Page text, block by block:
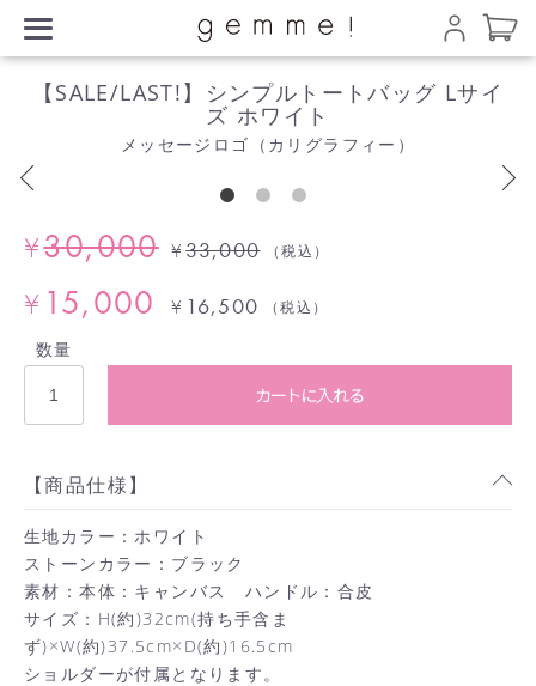
【SALE/LAST!】シンプルトートバッグ Lサイ
ズ ホワイト
メッセージロゴ（カリグラフィー）
¥30,000
¥ 15,000
¥ 33,000 （税込）
¥ 16,500 （税込）
数量
カートに入れる
【商品仕様】
生地カラー：ホワイト
ストーンカラー：ブラック
素材：本体：キャンバス ハンドル：合皮
サイズ：H(約)32cm(持ち手含ま
ず)×W(約)37.5cm×D(約)16.5cm
ショルダーが付属となります。